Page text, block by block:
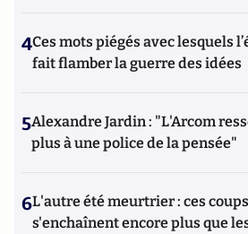
4Ces mots piégés avec lesquels
fait flamber la guerre des idées
5Alexandre Jardin : "L'Arcom
plus à une police de la pensée"
6L'autre été meurtrier : ces
s'enchaînent encore plus que